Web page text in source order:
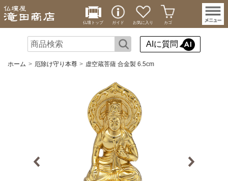
仏壇トップ ガイド お気に入り カゴ
AIに質問
ホーム 厄除け守り本尊 虚空蔵菩薩 合金製 6.5cm